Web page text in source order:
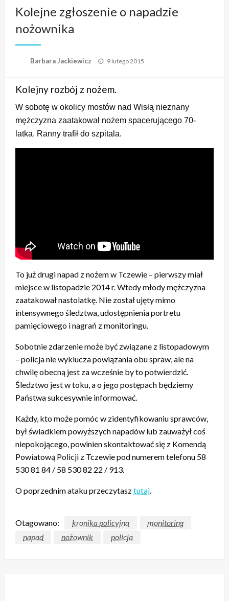
Kolejne zgłoszenie o napadzie
nożownika
Barbara Jackiewicz
Opublikowane
9 lutego 2015
Kolejny rozbój z nożem.
W sobotę w okolicy mostów nad Wisłą nieznany
mężczyzna zaatakował nożem spacerującego 70-
latka. Ranny trafił do szpitala.
To już drugi napad z nożem w Tczewie – pierwszy miał
miejsce w listopadzie 2014 r. Wtedy młody mężczyzna
zaatakował nastolatkę. Nie został ujęty mimo
intensywnego śledztwa, udostępnienia portretu
pamięciowego i nagrań z monitoringu.
Sobotnie zdarzenie może być związane z listopadowym
– policja nie wyklucza powiązania obu spraw, ale na
chwilę obecną jest za wcześnie by to potwierdzić.
Śledztwo jest w toku, a o jego postępach będziemy
Państwa sukcesywnie informować.
Każdy, kto może pomóc w zidentyfikowaniu sprawców,
był świadkiem powyższych napadów lub zauważył coś
niepokojącego, powinien skontaktować się z Komendą
Powiatową Policji z Tczewie pod numerem telefonu 58
530 81 84 / 58 530 82 22 / 913.
O poprzednim ataku przeczytasztutaj.
Otagowano: kronika policyjna
monitoring
napad
nożownik policja